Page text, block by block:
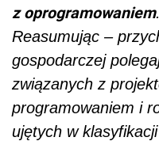
z oprogramowaniem.
Reasumując –
gospodarczej
związanych z
programowaniem i
ujętych w